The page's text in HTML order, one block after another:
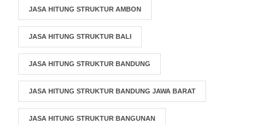
JASA HITUNG STRUKTUR AMBON
JASA HITUNG STRUKTUR BALI
JASA HITUNG STRUKTUR BANDUNG
JASA HITUNG STRUKTUR BANDUNG JAWA BARAT
JASA HITUNG STRUKTUR BANGUNAN